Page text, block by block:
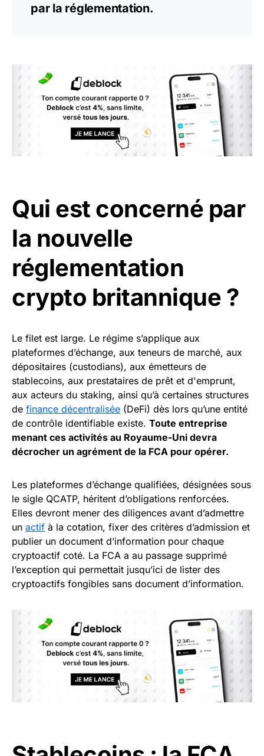
par la réglementation.
Qui est concerné par
la nouvelle
réglementation
crypto britannique ?
Le filet est large. Le régime s’applique aux
plateformes d’échange, aux teneurs de marché, aux
dépositaires (custodians), aux émetteurs de
stablecoins, aux prestataires de prêt et d'emprunt,
aux acteurs du staking, ainsi qu’à certaines structures
de finance décentralisée (DeFi) dès lors qu’une entité
de contrôle identifiable existe. Toute entreprise
menant ces activités au Royaume-Uni devra
décrocher un agrément de la FCA pour opérer.
Les plateformes d’échange qualifiées, désignées sous
le sigle QCATP, héritent d’obligations renforcées.
Elles devront mener des diligences avant d’admettre
un actif à la cotation, fixer des critères d’admission et
publier un document d’information pour chaque
cryptoactif coté. La FCA a au passage supprimé
l’exception qui permettait jusqu’ici de lister des
cryptoactifs fongibles sans document d’information.